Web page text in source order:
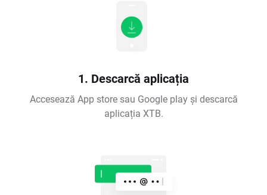
1. Descarcă aplicația
Accesează App store sau Google play și descarcă
aplicația XTB.